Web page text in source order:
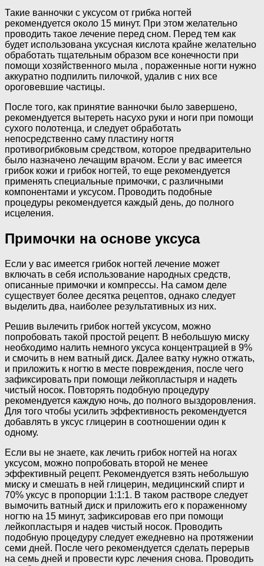
Такие ванночки с уксусом от грибка ногтей
рекомендуется около 15 минут. При этом желательно
проводить такое лечение перед сном. Перед тем как
будет использована уксусная кислота крайне желательно
обработать тщательным образом все конечности при
помощи хозяйственного мыла , пораженные ногти нужно
аккуратно подпилить пилочкой, удалив с них все
ороговевшие частицы.
После того, как принятие ванночки было завершено,
рекомендуется вытереть насухо руки и ноги при помощи
сухого полотенца, и следует обработать
непосредственно саму пластину ногтя
противогрибковым средством, которое предварительно
было назначено лечащим врачом. Если у вас имеется
грибок кожи и грибок ногтей, то еще рекомендуется
применять специальные примочки, с различными
компонентами и уксусом. Проводить подобные
процедуры рекомендуется каждый день, до полного
исцеления.
Примочки на основе уксуса
Если у вас имеется грибок ногтей лечение может
включать в себя использование народных средств,
описанные примочки и компрессы. На самом деле
существует более десятка рецептов, однако следует
выделить два, наиболее результативных из них.
Решив вылечить грибок ногтей уксусом, можно
попробовать такой простой рецепт. В небольшую миску
необходимо налить немного уксуса концентрацией в 9%
и смочить в нем ватный диск. Далее ватку нужно отжать,
и приложить к ногтю в месте повреждения, после чего
зафиксировать при помощи лейкопластыря и надеть
чистый носок. Повторять подобную процедуру
рекомендуется каждую ночь, до полного выздоровления.
Для того чтобы усилить эффективность рекомендуется
добавлять в уксус глицерин в соотношении один к
одному.
Если вы не знаете, как лечить грибок ногтей на ногах
уксусом, можно попробовать второй не менее
эффективный рецепт. Рекомендуется взять небольшую
миску и смешать в ней глицерин, медицинский спирт и
70% уксус в пропорции 1:1:1. В таком растворе следует
вымочить ватный диск и приложить его к пораженному
ногтю на 15 минут, зафиксировав его при помощи
лейкопластыря и надев чистый носок. Проводить
подобную процедуру следует ежедневно на протяжении
семи дней. После чего рекомендуется сделать перерыв
на семь дней и провести курс лечения снова. Проводить